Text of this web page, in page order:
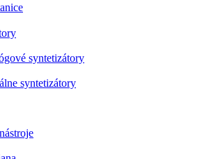
syntetizátory
syntetizátory